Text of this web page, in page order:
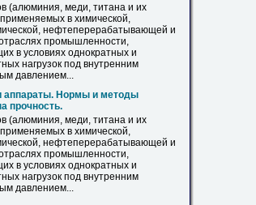
(алюминия, меди, титана и их
в химической,
нефтеперерабатывающей и
промышленности,
в условиях однократных и
нагрузок под внутренним
давлением...
аппараты. Нормы и методы
прочность.
(алюминия, меди, титана и их
в химической,
нефтеперерабатывающей и
промышленности,
в условиях однократных и
нагрузок под внутренним
давлением...